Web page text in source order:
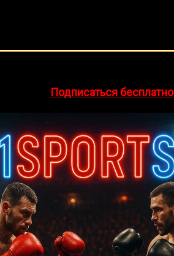
Подписаться бесплатно